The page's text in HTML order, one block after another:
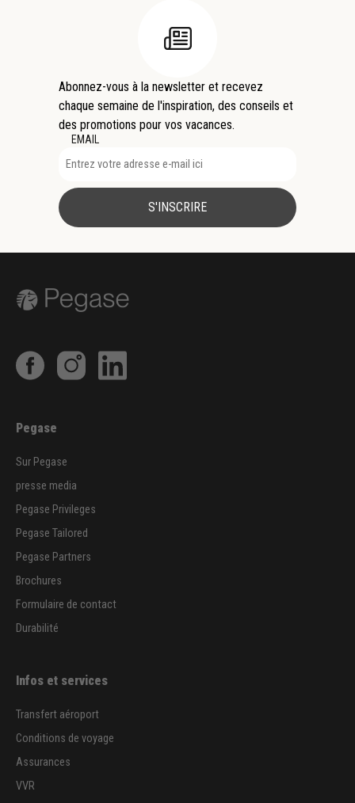
Abonnez-vous à la newsletter et recevez
chaque semaine de l'inspiration, des conseils et
des promotions pour vos vacances.
EMAIL
S'INSCRIRE
Pegase
Sur Pegase
presse media
Pegase Privileges
Pegase Tailored
Pegase Partners
Brochures
Formulaire de contact
Durabilité
Infos et services
Transfert aéroport
Conditions de voyage
Assurances
VVR